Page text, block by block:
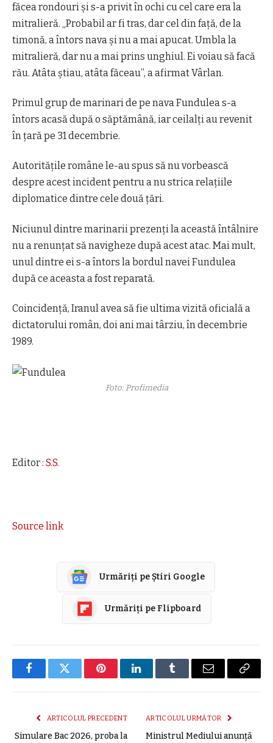
făcea rondouri şi s-a privit în ochi cu cel care era la
mitralieră. „Probabil ar fi tras, dar cel din faţă, de la
timonă, a întors nava şi nu a mai apucat. Umbla la
mitralieră, dar nu a mai prins unghiul. Ei voiau să facă
rău. Atâta ştiau, atâta făceau”, a afirmat Vârlan.
Primul grup de marinari de pe nava Fundulea s-a
întors acasă după o săptămână, iar ceilalţi au revenit
în ţară pe 31 decembrie.
Autorităţile române le-au spus să nu vorbească
despre acest incident pentru a nu strica relaţiile
diplomatice dintre cele două ţări.
Niciunul dintre marinarii prezenţi la această întâlnire
nu a renunţat să navigheze după acest atac. Mai mult,
unul dintre ei s-a întors la bordul navei Fundulea
după ce aceasta a fost reparată.
Coincidență, Iranul avea să fie ultima vizită oficială a
dictatorului român, doi ani mai târziu, în decembrie
1989.
Foto: Profimedia
Editor : S.S.
Source link
Urmăriți pe Știri Google
Urmăriți pe Flipboard
FacebookTwitter PinterestLinkedInTumblr E-
ARTICOLUL PRECEDENT
Simulare Bac 2026, proba la
ARTICOLUL URMĂTOR
Ministrul Mediului anunţă